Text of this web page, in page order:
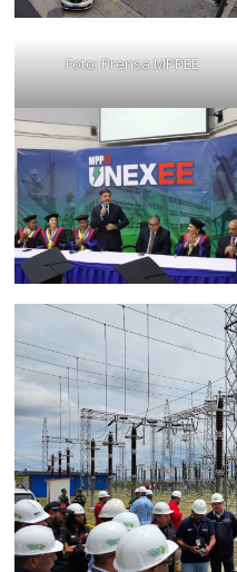
Foto: Prensa MPPEE